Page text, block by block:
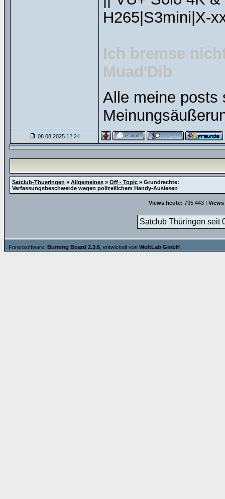
H265|S3mini|X-
Ich bremse
Muad'Dib
Alle meine posts
08.08.2025 12:24
Satclub-Thueringen » Allgemeines » Off - Topic » Grundrechte:
Verfassungsbeschwerde wegen polizeilichem Handy-Auslesen
Views heute: 795.443 |
Satclub Thüringen seit
Forensoftware: Burning Board 2.3.6 , entwickelt von WoltLab GmbH